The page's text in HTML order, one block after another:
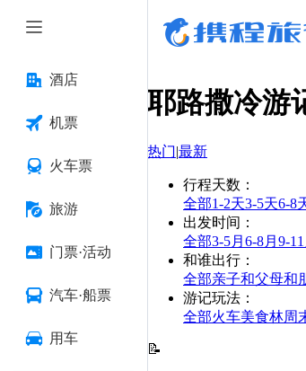
酒店
机票
火车票
旅游
门票·活动
汽车·船票
用车
耶路撒冷游
热门|最新
行程天数 ：
全部1-2天3-5天6-8
出发时间 ：
全部3-5月 6-8月 9-11
和谁出行 ：
全部亲子和父母和
游记玩法 ：
全部火车美食林周
📝